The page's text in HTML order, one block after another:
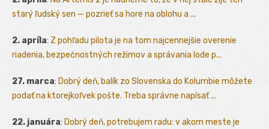
starý ľudský sen — pozrieť sa hore na oblohu a ...
2. apríla: Z pohľadu pilota je na tom najcennejšie overenie
riadenia, bezpečnostných režimov a správania lode p...
27. marca: Dobrý deň, balík zo Slovenska do Kolumbie môžete
podať na ktorejkoľvek pošte. Treba správne napísať ...
22. januára: Dobrý deň, potrebujem radu: v akom meste je